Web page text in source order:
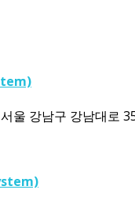
울 강남구 강남대로